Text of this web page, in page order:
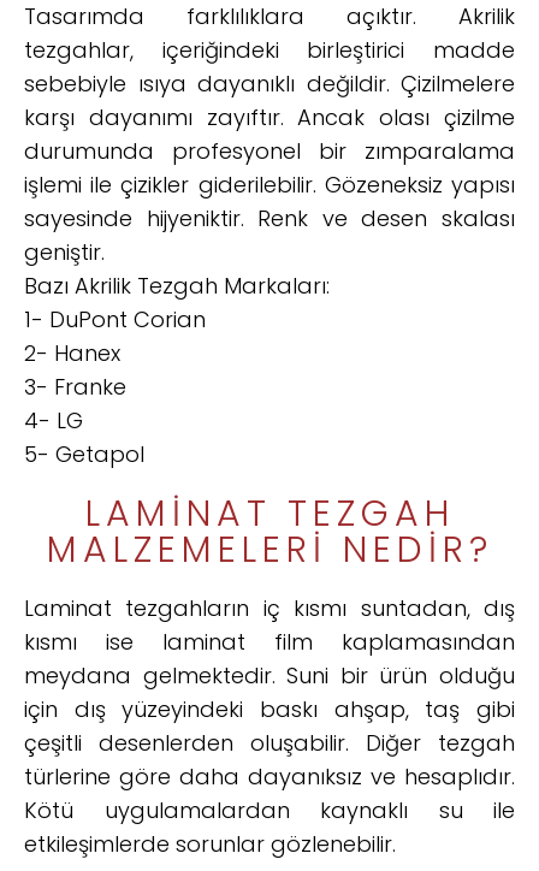
Tasarımda farklılıklara açıktır. Akrilik
tezgahlar, içeriğindeki birleştirici madde
sebebiyle ısıya dayanıklı değildir. Çizilmelere
karşı dayanımı zayıftır. Ancak olası çizilme
durumunda profesyonel bir zımparalama
işlemi ile çizikler giderilebilir. Gözeneksiz yapısı
sayesinde hijyeniktir. Renk ve desen skalası
geniştir.
Bazı Akrilik Tezgah Markaları:
1- DuPont Corian
2- Hanex
3- Franke
4- LG
5- Getapol
LAMINAT TEZGAH
MALZEMELERI NEDIR?
Laminat tezgahların iç kısmı suntadan, dış
kısmı ise laminat film kaplamasından
meydana gelmektedir. Suni bir ürün olduğu
için dış yüzeyindeki baskı ahşap, taş gibi
çeşitli desenlerden oluşabilir. Diğer tezgah
türlerine göre daha dayanıksız ve hesaplıdır.
Kötü uygulamalardan kaynaklı su ile
etkileşimlerde sorunlar gözlenebilir.